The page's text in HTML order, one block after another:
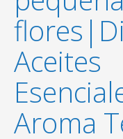
Aceites
Aroma